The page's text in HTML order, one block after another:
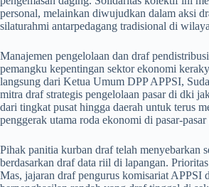
personal, melainkan diwujudkan dalam aksi
silaturahmi antarpedagang tradisional di
​Manajemen pengelolaan dan draf
pemangku kepentingan sektor ekonomi
langsung dari Ketua Umum DPP APPSI,
mitra draf strategis pengelolaan pasar di dki
dari tingkat pusat hingga daerah untuk terus
penggerak utama roda ekonomi di pasar-pasar
​Pihak panitia kurban draf telah menyebarkan
berdasarkan draf data riil di lapangan.
Mas, jajaran draf pengurus komisariat APPSI